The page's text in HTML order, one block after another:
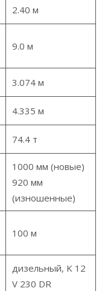
2.40 м
9.0 м
3.074 м
4.335 м
74.4 т
1000 мм (новые)
920 мм
(изношенные)
100 м
дизельный, K 12
V 230 DR